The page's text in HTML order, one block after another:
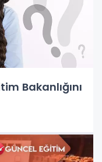
Bakanlığını